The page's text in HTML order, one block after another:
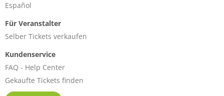
Español
Für Veranstalter
Selber Tickets verkaufen
Kundenservice
FAQ - Help Center
Gekaufte Tickets finden